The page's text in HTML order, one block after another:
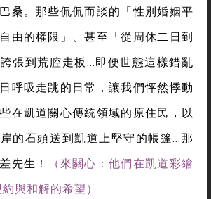
桑。那些侃侃而談的「性別婚姻平
由的權限」、甚至「從周休二日到
張到荒腔走板…即便世態這樣錯亂
呼吸走跳的日常，讓我們怦然悸動
在凱道關心傳統領域的原住民，以
的石頭送到凱道上堅守的帳篷…那
先生！
（來關心：他們在凱道彩繪
與和解的希望）